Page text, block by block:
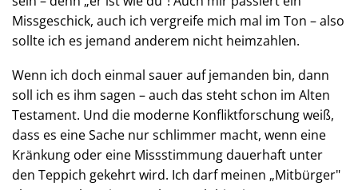
Missgeschick, auch ich vergreife mich mal im Ton – also
sollte ich es jemand anderem nicht heimzahlen.
Wenn ich doch einmal sauer auf jemanden bin, dann
soll ich es ihm sagen – auch das steht schon im Alten
Testament. Und die moderne Konfliktforschung weiß,
dass es eine Sache nur schlimmer macht, wenn eine
Kränkung oder eine Missstimmung dauerhaft unter
den Teppich gekehrt wird. Ich darf meinen „Mitbürger"